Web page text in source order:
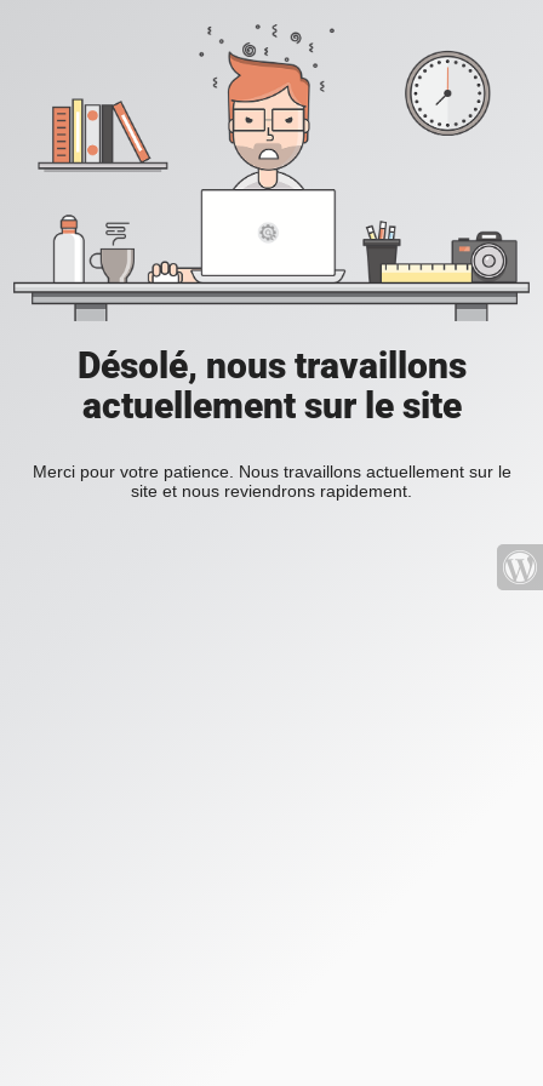
Désolé, nous travaillons
actuellement sur le site
Merci pour votre patience. Nous travaillons actuellement sur le
site et nous reviendrons rapidement.